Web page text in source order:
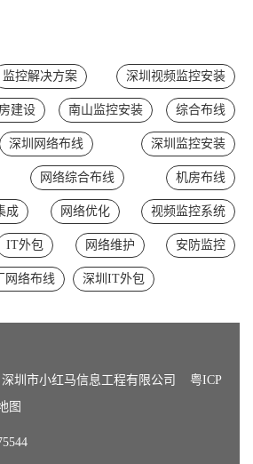
监控解决方案 深圳视频监控安装
建设 南山监控安装 综合布线
深圳网络布线 深圳监控安装
网络综合布线 机房布线
成 网络优化 视频监控系统
IT外包 网络维护 安防监控
网络布线 深圳IT外包
深圳市小红马信息工程有限公司 粤ICP
图